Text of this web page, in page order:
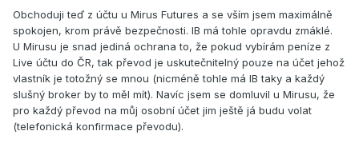
Obchoduji teď z účtu u Mirus Futures a se vším jsem maximálně
spokojen, krom právě bezpečnosti. IB má tohle opravdu zmáklé.
U Mirusu je snad jediná ochrana to, že pokud vybírám peníze z
Live účtu do ČR, tak převod je uskutečnitelný pouze na účet jehož
vlastník je totožný se mnou (nicméně tohle má IB taky a každý
slušný broker by to měl mít). Navíc jsem se domluvil u Mirusu, že
pro každý převod na můj osobní účet jim ještě já budu volat
(telefonická konfirmace převodu).